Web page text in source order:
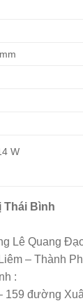
W
Thái Bình
Lê Quang
– Thành
:
159 đường